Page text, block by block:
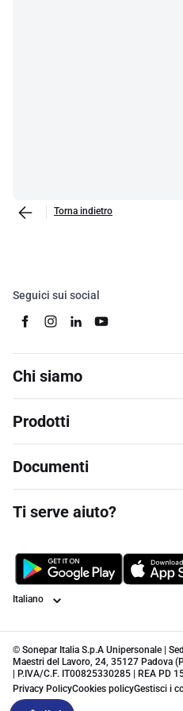
Torna indietro
Seguici sui social
Chi siamo
Prodotti
Documenti
Ti serve aiuto?
Lingua
© Sonepar Italia S.p.A Unipersonale |
Maestri del Lavoro, 24, 35127 Padova
| P.IVA/C.F. IT00825330285 | REA PD
Privacy PolicyCookies policyGestisci i